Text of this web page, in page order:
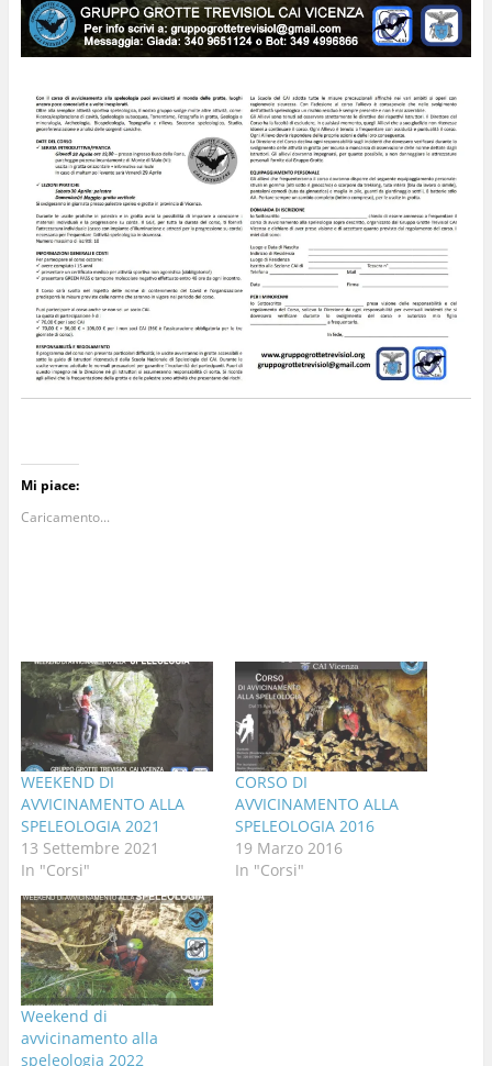
Mi piace:
Caricamento...
WEEKEND DI
AVVICINAMENTO ALLA
SPELEOLOGIA 2021
13 Settembre 2021
In "Corsi"
CORSO DI
AVVICINAMENTO ALLA
SPELEOLOGIA 2016
19 Marzo 2016
In "Corsi"
Weekend di
avvicinamento alla
speleologia 2022